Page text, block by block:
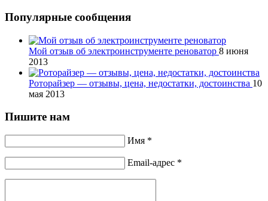
Популярные сообщения
Мой отзыв об электроинструменте реноватор 8 июня
2013
Роторайзер — отзывы, цена, недостатки, достоинства 10
мая 2013
Пишите нам
Имя *
Email-адрес *